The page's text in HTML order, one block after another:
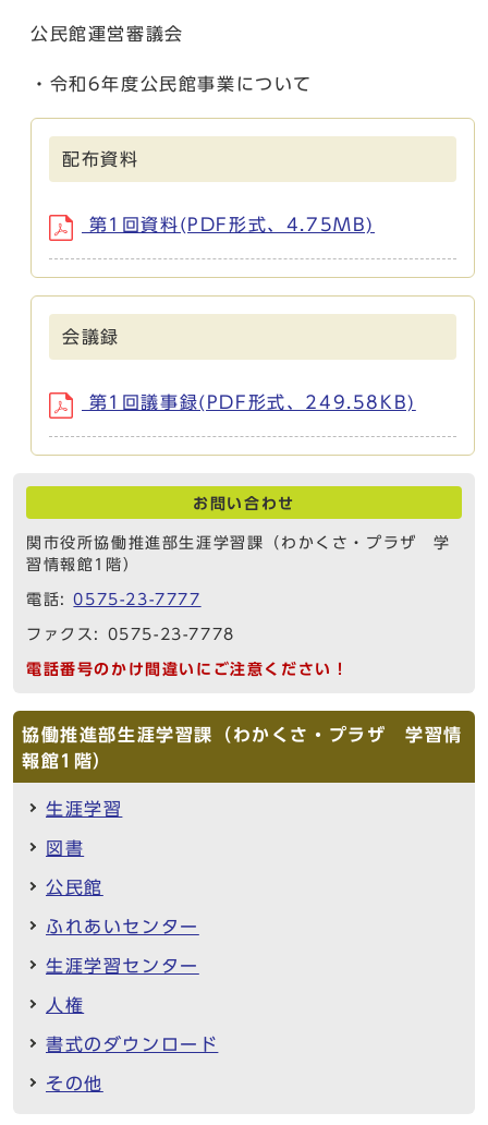
公民館運営審議会
・令和6年度公民館事業について
配布資料
第1回資料(PDF形式、4.75MB)
会議録
第1回議事録(PDF形式、249.58KB)
お問い合わせ
関市役所協働推進部生涯学習課（わかくさ・プラザ 学
習情報館1階）
電話:0575-23-7777
ファクス: 0575-23-7778
電話番号のかけ間違いにご注意ください！
協働推進部生涯学習課（わかくさ・プラザ 学習情
報館1階）
生涯学習
図書
公民館
ふれあいセンター
生涯学習センター
人権
書式のダウンロード
その他